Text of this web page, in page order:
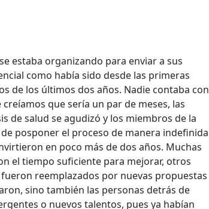
estaba organizando para enviar a sus
como había sido desde las primeras
de los últimos dos años. Nadie contaba con
que sería un par de meses, las
de salud se agudizó y los miembros de la
posponer el proceso de manera indefinida
en poco más de dos años. Muchas
el tiempo suficiente para mejorar, otros
reemplazados por nuevas propuestas
sino también las personas detrás de
o nuevos talentos, pues ya habían